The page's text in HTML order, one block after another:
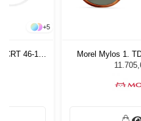
+5
CRT 46-17
Morel Mylos 1.
Güneş